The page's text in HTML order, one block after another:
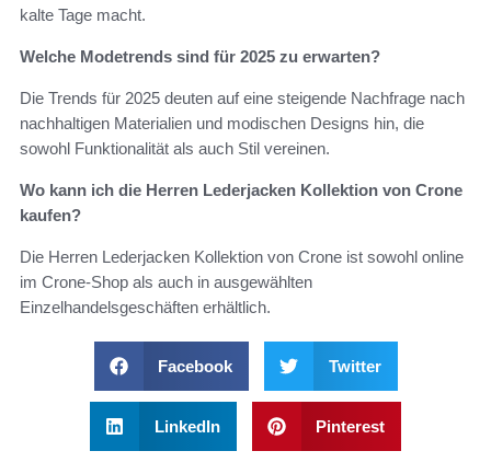
kalte Tage macht.
Welche Modetrends sind für 2025 zu erwarten?
Die Trends für 2025 deuten auf eine steigende Nachfrage nach
nachhaltigen Materialien und modischen Designs hin, die
sowohl Funktionalität als auch Stil vereinen.
Wo kann ich die Herren Lederjacken Kollektion von Crone
kaufen?
Die Herren Lederjacken Kollektion von Crone ist sowohl online
im Crone-Shop als auch in ausgewählten
Einzelhandelsgeschäften erhältlich.
Facebook Twitter
LinkedIn Pinterest